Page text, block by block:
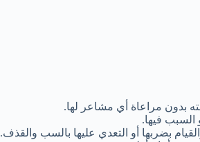
بدون مراعاة أي مشاعر لها.
السبب فيها.
بضربها أو التعدي عليها بالسب والقذف.